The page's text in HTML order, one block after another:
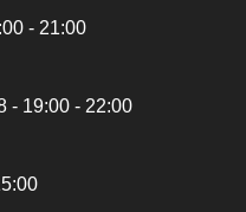
- 21:00
- 19:00 - 22:00